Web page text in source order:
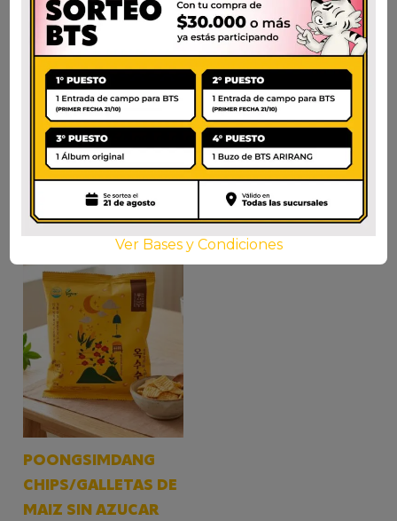
TOKPOKI
WONDERPOKI
CHEESE CUP
5.400
AÑADIR AL CARRITO
CJ HETBAHN CUP
INSTANTÁNEO
MIYEOK 167G
9.000
AÑADIR AL CARRITO
POONGSIMDANG
CHIPS/GALLETAS DE
MAIZ SIN AZUCAR
Ver Bases y Condiciones